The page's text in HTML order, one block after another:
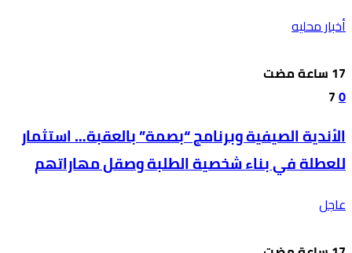
أخبار محليه
0
7
الأندية الصيفية وبرنامج “بصمة” بالعقبة… استثمار
للعطلة في بناء شخصية الطلبة وصقل مهاراتهم
عاجل